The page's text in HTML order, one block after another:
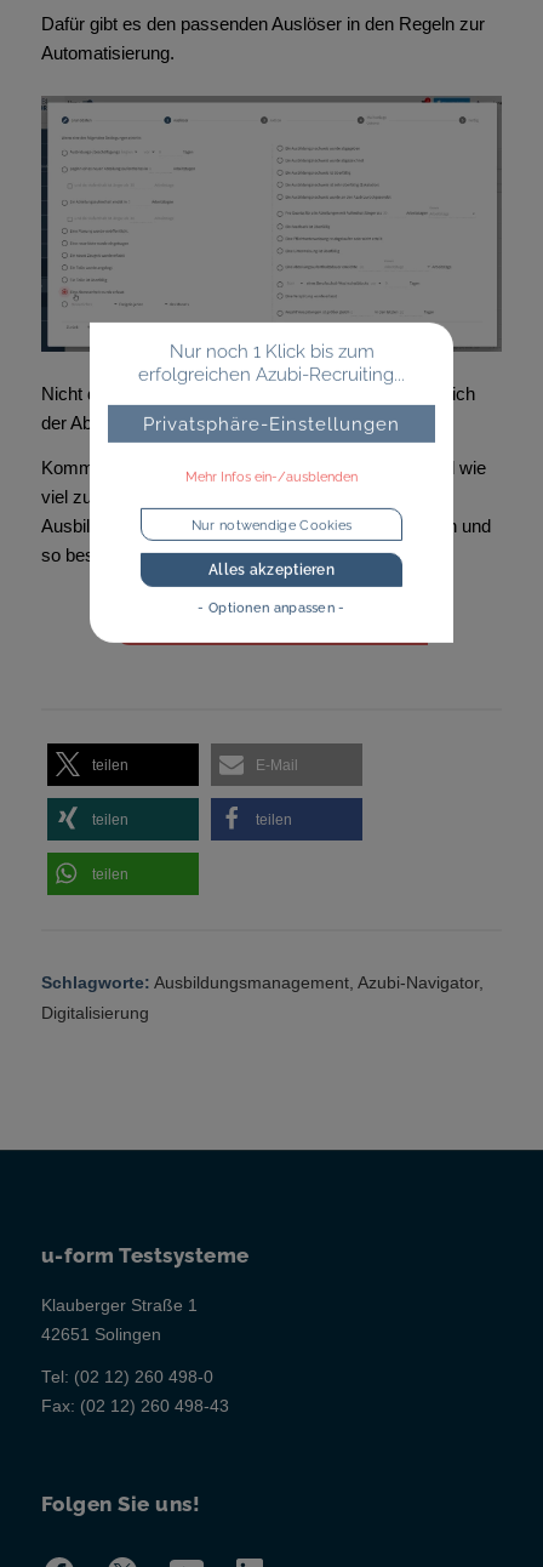
Dafür gibt es den passenden Auslöser in den Regeln zur
Automatisierung.
Nicht direkt in der Versetzungsplanung aber im Bereich
der Abwesenheiten neu: die Verspätungen.
Kommen Ihre Azubis oft zu spät? Wie oft denn? Und wie
viel zu spät? Das können Sie und Ihre
Ausbildungsbeauftragten vor Ort jetzt dokumentieren und
so besser im Blick behalten.
Jetzt alle Funktionen entdecken
teilen E-Mail
teilen teilen
teilen
Schlagworte: Ausbildungsmanagement, Azubi-Navigator,
Digitalisierung
u-form Testsysteme
Klauberger Straße 1
42651 Solingen
Tel: (02 12) 260 498-0
Fax: (02 12) 260 498-43
Folgen Sie uns!
Nur noch 1 Klick bis zum
erfolgreichen Azubi-Recruiting...
Privatsphäre-Einstellungen
Mehr Infos ein-/ausblenden
Nur notwendige Cookies
Alles akzeptieren
- Optionen anpassen -